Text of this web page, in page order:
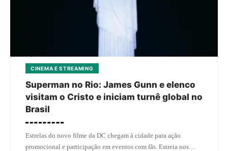
CINEMA E STREAMING
Superman no Rio: James Gunn e elenco
visitam o Cristo e iniciam turnê global no
Brasil
Estrelas do novo filme da DC chegam à cidade para ação
promocional e participação em eventos com fãs. Estreia nos…